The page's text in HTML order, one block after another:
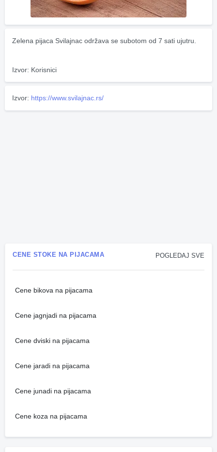
Zelena pijaca Svilajnac održava se subotom od 7 sati ujutru.
Izvor: Korisnici
Izvor: https://www.svilajnac.rs/
POGLEDAJ SVE
CENE STOKE NA PIJACAMA
Cene bikova na pijacama
Cene jagnjadi na pijacama
Cene dviski na pijacama
Cene jaradi na pijacama
Cene junadi na pijacama
Cene koza na pijacama